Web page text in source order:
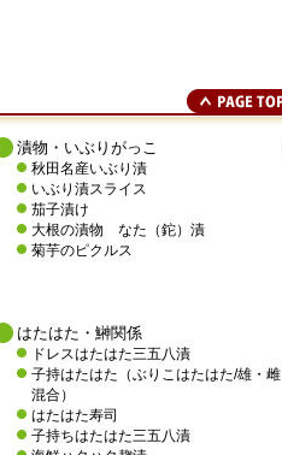
漬物・いぶりがっこ
秋田名産いぶり漬
いぶり漬スライス
茄子漬け
大根の漬物 なた（鉈）漬
菊芋のピクルス
はたはた・鰰関係
ドレスはたはた三五八漬
子持はたはた（ぶりこはたはた/雄・雌
混合）
はたはた寿司
子持ちはたはた三五八漬